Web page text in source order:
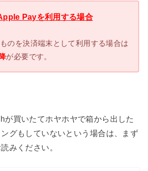
Payを利用する場合
のを決済端末として利用する場合は
が必要です。
が買いたてホヤホヤで箱から出した
グもしていないという場合は、まず
みください。